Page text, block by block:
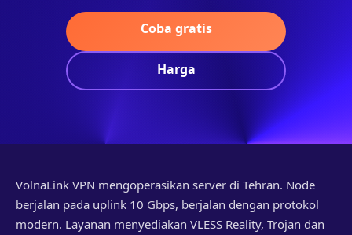
Coba gratis
Harga
VolnaLink VPN mengoperasikan server di Tehran. Node
berjalan pada uplink 10 Gbps, berjalan dengan protokol
modern. Layanan menyediakan VLESS Reality, Trojan dan